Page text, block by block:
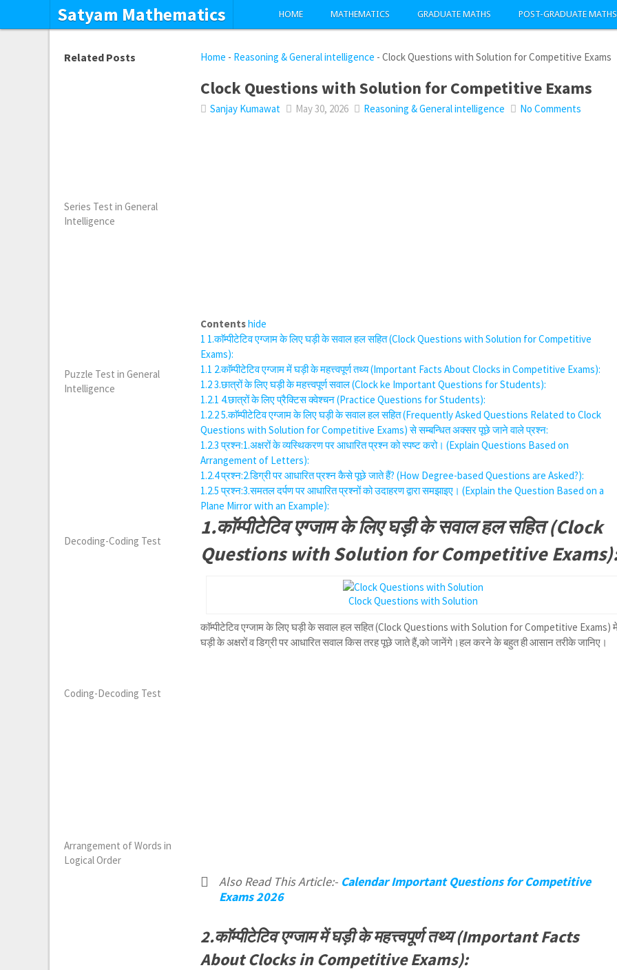
Satyam Mathematics HOME MATHEMATICS GRADUATE MATHS POST-GRADUATE MATHS
Home - Reasoning & General intelligence -Clock Questions with Solution for Competitive Exams
Clock Questions with Solution for Competitive Exams
Sanjay Kumawat May 30, 2026 Reasoning & General intelligence No Comments
Contentshide
1 1.काॅम्पीटेटिव एग्जाम के लिए घड़ी के सवाल हल सहित (Clock Questions with Solution for Competitive
Exams):
1.1 2.काॅम्पीटेटिव एग्जाम में घड़ी के महत्त्वपूर्ण तथ्य (Important Facts About Clocks in Competitive Exams):
1.23.छात्रों के लिए घड़ी के महत्त्वपूर्ण सवाल (Clock ke Important Questions for Students):
1.2.1 4.छात्रों के लिए प्रैक्टिस क्वेश्चन (Practice Questions for Students):
1.2.25.काॅम्पीटेटिव एग्जाम के लिए घड़ी के सवाल हल सहित (Frequently Asked Questions Related to Clock
Questions with Solution for Competitive Exams) से सम्बन्धित अक्सर पूछे जाने वाले प्रश्न:
1.2.3 प्रश्न:1.अक्षरों के व्यस्थिकरण पर आधारित प्रश्न को स्पष्ट करो। (Explain Questions Based on
Arrangement of Letters):
1.2.4प्रश्न:2.डिग्री पर आधारित प्रश्न कैसे पूछे जाते हैं? (How Degree-based Questions are Asked?):
1.2.5 प्रश्न:3.समतल दर्पण पर आधारित प्रश्नों को उदाहरण द्वारा समझाइए। (Explain the Question Based on a
Plane Mirror with an Example):
1.काॅम्पीटेटिव एग्जाम के लिए घड़ी के सवाल हल सहित (Clock
Questions with Solution for Competitive
Clock Questions with Solution
काॅम्पीटेटिव एग्जाम के लिए घड़ी के सवाल हल सहित (Clock Questions with Solution for Competitive Exams)
घड़ी के अक्षरों व डिग्री पर आधारित सवाल किस तरह पूछे जाते हैं,को जानेंगे।हल करने के बहुत ही आसान तरीके जानिए।
Also Read This Article:- Calendar Important Questions for Competitive
Exams 2026
2.काॅम्पीटेटिव एग्जाम में घड़ी के महत्त्वपूर्ण तथ्य (Important Facts
About Clocks in Competitive Exams):
Related Posts
Series Test in General
Intelligence
Puzzle Test in General
Intelligence
Decoding-Coding Test
Coding-Decoding Test
Arrangement of Words in
Logical Order